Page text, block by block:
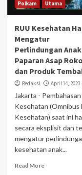
Polkam Utama
RUU Kesehatan
Mengatur
Perlindungan
Paparan Asap
dan Produk
Redaksi April 14, 2023
Jakarta -
Kesehatan (Omnibus
Kesehatan) saat ini
secara eksplisit dan
mengatur
kesehatan anak...
Read More